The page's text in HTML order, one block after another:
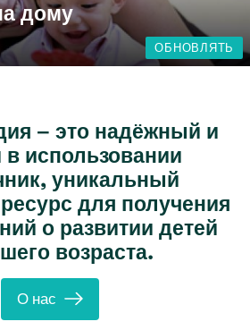
дому
ОБНОВЛЯТЬ
– это надёжный и
в использовании
уникальный
для получения
о развитии детей
возраста.
О нас